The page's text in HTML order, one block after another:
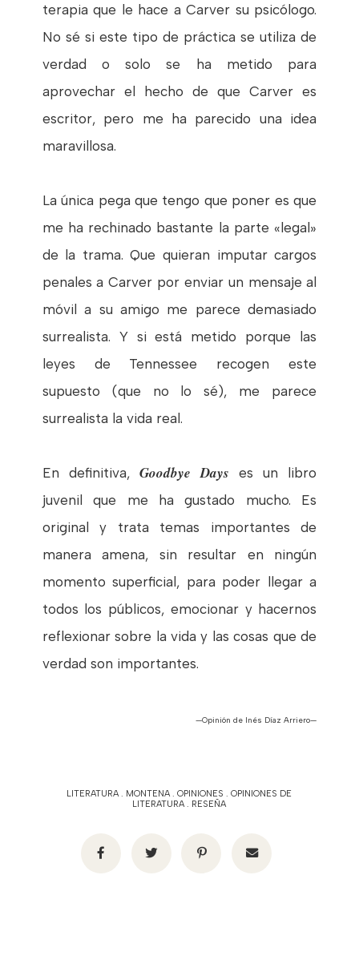
terapia que le hace a Carver su psicólogo.
No sé si este tipo de práctica se utiliza de
verdad o solo se ha metido para
aprovechar el hecho de que Carver es
escritor, pero me ha parecido una idea
maravillosa.
La única pega que tengo que poner es que
me ha rechinado bastante la parte «legal»
de la trama. Que quieran imputar cargos
penales a Carver por enviar un mensaje al
móvil a su amigo me parece demasiado
surrealista. Y si está metido porque las
leyes de Tennessee recogen este
supuesto (que no lo sé), me parece
surrealista la vida real.
En definitiva,Goodbye Days es un libro
juvenil que me ha gustado mucho. Es
original y trata temas importantes de
manera amena, sin resultar en ningún
momento superficial, para poder llegar a
todos los públicos, emocionar y hacernos
reflexionar sobre la vida y las cosas que de
verdad son importantes.
—Opinión de Inés Díaz Arriero—
LITERATURA MONTENA .OPINIONES .OPINIONES DE
LITERATURA
RESEÑA